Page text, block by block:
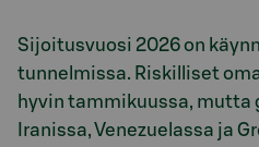
Sijoitusvuosi 2026 on
tunnelmissa. Riskilliset
hyvin tammikuussa,
Iranissa, Venezuelassa ja